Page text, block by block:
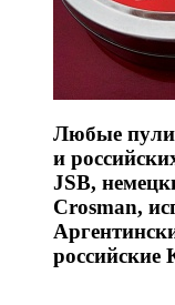
Любые пули
и
JSB,
Crosman,
российские